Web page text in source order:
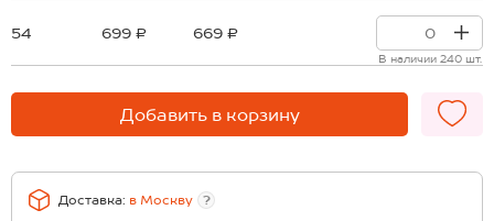
54 699 ₽ 669 ₽
В наличии 240 шт.
Добавить в корзину
Доставка: в Москву
?